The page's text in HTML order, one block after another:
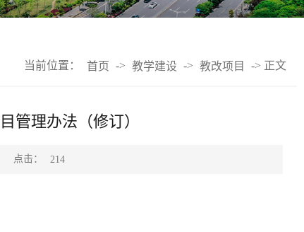
当前位置： 首页 -> 教学建设 -> 教改项目 -> 正文
管理办法（修订）
点击： 214